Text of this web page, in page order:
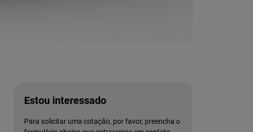
Estou interessado
Para solicitar uma cotação, por favor, preencha o